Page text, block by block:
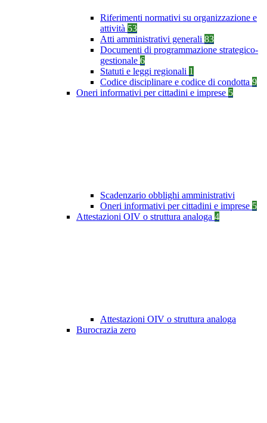
Riferimenti normativi su organizzazione e
attività 53
Atti amministrativi generali 83
Documenti di programmazione strategico-
gestionale 6
Statuti e leggi regionali 1
Codice disciplinare e codice di condotta 9
Oneri informativi per cittadini e imprese 5
Scadenzario obblighi amministrativi
Oneri informativi per cittadini e imprese 5
Attestazioni OIV o struttura analoga 4
Attestazioni OIV o struttura analoga
Burocrazia zero